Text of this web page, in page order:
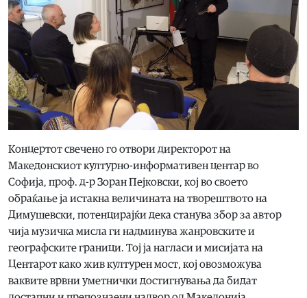
Концертот свечено го отвори директорот на
Македонскиот културно-информативен центар во
Софија, проф. д-р Зоран Пејковски, кој во своето
обраќање ја истакна величината на творештвото на
Димушевски, потенцирајќи дека станува збор за автор
чија музичка мисла ги надминува жанровските и
географските граници. Тој ја нагласи и мисијата на
Центарот како жив културен мост, кој овозможува
ваквите врвни уметнички достигнувања да бидат